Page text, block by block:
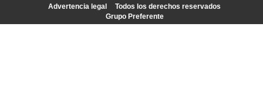
Advertencia legal
Todos los derechos reservados
Grupo Preferente